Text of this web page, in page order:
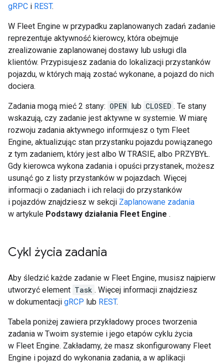
gRPC i REST.
W Fleet Engine w przypadku zaplanowanych zadań zadanie
reprezentuje aktywność kierowcy, która obejmuje
zrealizowanie zaplanowanej dostawy lub usługi dla
klientów. Przypisujesz zadania do lokalizacji przystanków
pojazdu, w których mają zostać wykonane, a pojazd do nich
dociera.
Zadania mogą mieć 2 stany: OPEN lub CLOSED . Te stany
wskazują, czy zadanie jest aktywne w systemie. W miarę
rozwoju zadania aktywnego informujesz o tym Fleet
Engine, aktualizując stan przystanku pojazdu powiązanego
z tym zadaniem, który jest albo W TRASIE, albo PRZYBYŁ.
Gdy kierowca wykona zadania i opuści przystanek, możesz
usunąć go z listy przystanków w pojazdach. Więcej
informacji o zadaniach i ich relacji do przystanków
i pojazdów znajdziesz w sekcji Zaplanowane zadania
w artykule Podstawy działania Fleet Engine .
Cykl życia zadania
Aby śledzić każde zadanie w Fleet Engine, musisz najpierw
utworzyć element Task . Więcej informacji znajdziesz
w dokumentacji gRCP lub REST.
Tabela poniżej zawiera przykładowy proces tworzenia
zadania w Twoim systemie i jego etapów cyklu życia
w Fleet Engine. Zakładamy, że masz skonfigurowany Fleet
Engine i pojazd do wykonania zadania, a w aplikacji